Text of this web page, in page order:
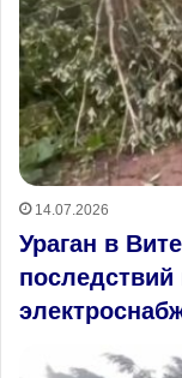
14.07.2026
Ураган в
последствий